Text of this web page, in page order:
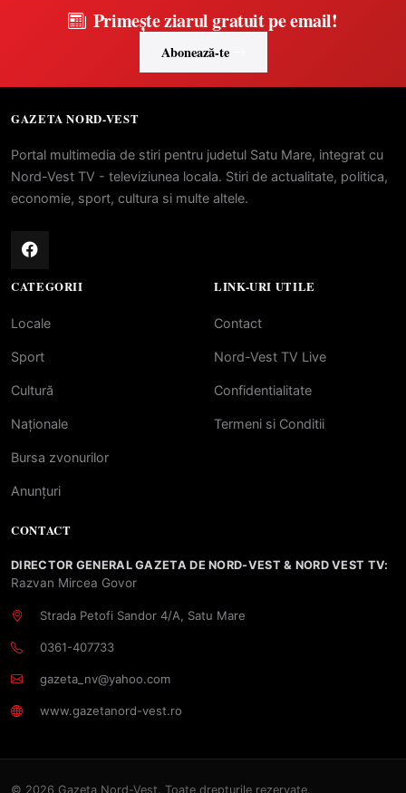
Primește ziarul gratuit pe email!
Abonează-te
GAZETA NORD-VEST
Portal multimedia de stiri pentru judetul Satu Mare, integrat cu
Nord-Vest TV - televiziunea locala. Stiri de actualitate, politica,
economie, sport, cultura si multe altele.
CATEGORII
Locale
Sport
Cultură
Naționale
Bursa zvonurilor
Anunțuri
LINK-URI UTILE
Contact
Nord-Vest TV Live
Confidentialitate
Termeni si Conditii
CONTACT
DIRECTOR GENERAL GAZETA DE NORD-VEST & NORD VEST TV:
Razvan Mircea Govor
Strada Petofi Sandor 4/A, Satu Mare
0361-407733
gazeta_nv@yahoo.com
www.gazetanord-vest.ro
© 2026 Gazeta Nord-Vest. Toate drepturile rezervate.